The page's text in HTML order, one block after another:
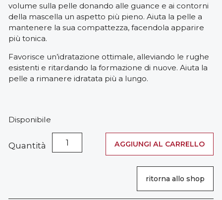
volume sulla pelle donando alle guance e ai contorni
della mascella un aspetto più pieno. Aiuta la pelle a
mantenere la sua compattezza, facendola apparire
più tonica.
Favorisce un’idratazione ottimale, alleviando le rughe
esistenti e ritardando la formazione di nuove. Aiuta la
pelle a rimanere idratata più a lungo.
Disponibile
Viso
Quantità AGGIUNGI AL CARRELLO
ritorna allo shop